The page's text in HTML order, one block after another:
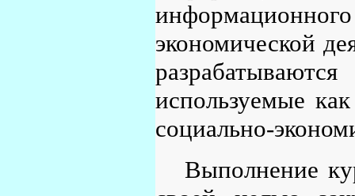
экономической
используемые
социально-
Выполнение